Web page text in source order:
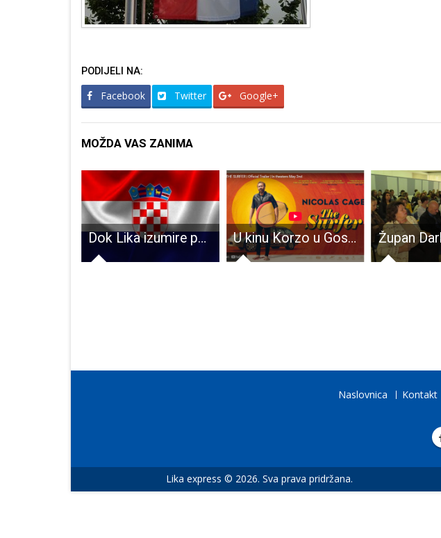
PODIJELI NA:
Facebook Twitter Google+
MOŽDA VAS ZANIMA
Dok Lika izumire pojedinci se igraju svojih igara prijestolja. Trebamo li to dopustiti!!! U kinu Korzo u Gospiću u petak i subotu, 20. i 21.lipnja s početkom u 20:30 pogledajte film Surfer.
Naslovnica Kontakt
Lika express © 2026. Sva prava pridržana.